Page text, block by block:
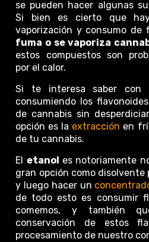
se pueden hacer algunas
Si bien es cierto que
vaporización y consumo de
fuma o se vaporiza
estos compuestos son
por el calor.
Si te interesa saber con
consumiendo los
de cannabis sin
opción es la extracción en
de tu cannabis.
El etanol es notoriamente
gran opción como
y luego hacer un
de todo esto es consumir
comemos, y también
conservación de estos
procesamiento de nuestro